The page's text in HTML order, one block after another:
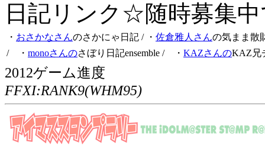
日記リンク☆随時募集
・ おさかなさんのさかにゃ日記 / ・ 佐倉雅人さんの気まま散
/ ・ monoさんのさぼり日記ensemble / ・ KAZさんのKAZ兄
2012ゲーム進度
FFXI:RANK9(WHM95)